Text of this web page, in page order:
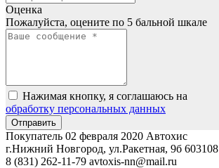
Оценка
Пожалуйста, оцените по 5 бальной шкале
Нажимая кнопку, я соглашаюсь на
обработку персональных данных
Покупатель 02 февраля 2020 Автохис
г.Нижний Новгород, ул.Ракетная, 9б 603108
8 (831) 262-11-79 avtoxis-nn@mail.ru